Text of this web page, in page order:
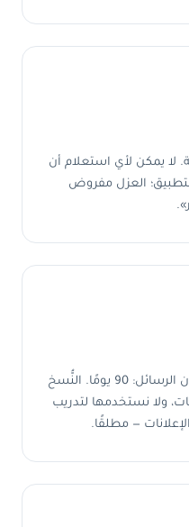
لا يمكن لأي استعلام أن
العزل مفروض
سجلّات الأحداث: 24 شهرًا. متون الرسائل: 90 يومًا. النُّسخ
البيانات، ولا نستخدمها لتدريب
— مطلقًا.